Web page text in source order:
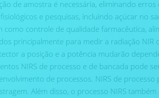
de amostra é necessária, eliminando
e pesquisas, incluindo açúcar no
como controle de qualidade farmacêutica,
​​principalmente para medir a radiação
a posição e a potência mudarão
NIRS de processo e de bancada pode
de processos. NIRS de
Além disso, o processo NIRS